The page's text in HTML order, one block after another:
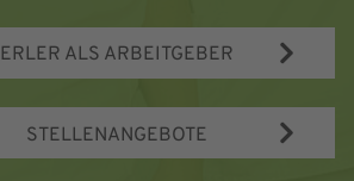
ERLER ALS ARBEITGEBER
STELLENANGEBOTE